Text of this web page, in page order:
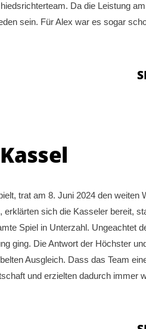
Da die Leistung
sein. Für Alex war es sogar
trat am 8. Juni 2024 den weiten
sich die Kasseler bereit,
Spiel in Unterzahl. Ungeachtet
ging. Die Antwort der Höchster
Ausgleich. Dass das Team
und erzielten dadurch immer